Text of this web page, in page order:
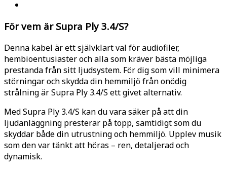
För vem är Supra Ply 3.4/S?
Denna kabel är ett självklart val för audiofiler,
hembioentusiaster och alla som kräver bästa möjliga
prestanda från sitt ljudsystem. För dig som vill minimera
störningar och skydda din hemmiljö från onödig
strålning är Supra Ply 3.4/S ett givet alternativ.
Med Supra Ply 3.4/S kan du vara säker på att din
ljudanläggning presterar på topp, samtidigt som du
skyddar både din utrustning och hemmiljö. Upplev musik
som den var tänkt att höras – ren, detaljerad och
dynamisk.